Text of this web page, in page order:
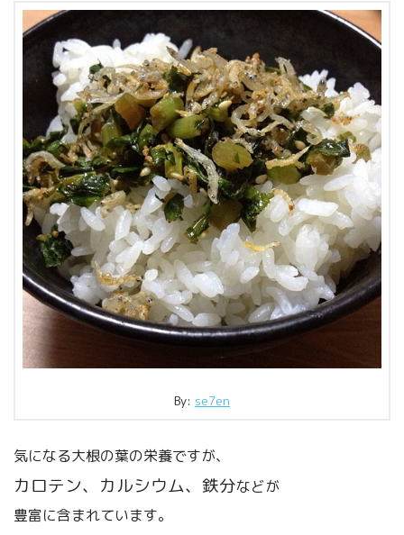
By: se7en
気になる大根の葉の栄養ですが、
カロテン、カルシウム、鉄分などが
豊富に含まれています。